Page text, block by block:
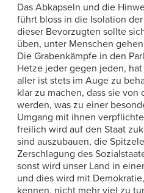
Das Abkapseln und die
führt bloss in die Isolation
dieser Bevorzugten sollte
üben, unter Menschen
Die Grabenkämpfe in den
Hetze jeder gegen jeden,
aller ist stets im Auge zu
klar zu machen, dass sie
werden, was zu einer
Umgang mit ihnen
freilich wird auf den Staat
sind auszubauen, die
Zerschlagung des
sonst wird unser Land in
und dies wird mit
kennen, nicht mehr viel zu